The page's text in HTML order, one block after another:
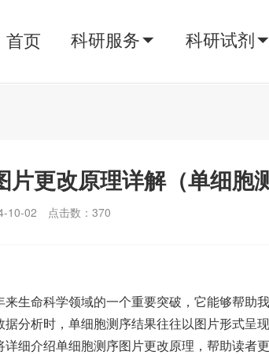
首页 科研服务 科研试剂
更改原理详解（单细胞
10-02 点击数： 370
生命科学领域的一个重要突破，它能够帮助
分析时，单细胞测序结果往往以图片形式呈
细介绍单细胞测序图片更改原理，帮助读者更